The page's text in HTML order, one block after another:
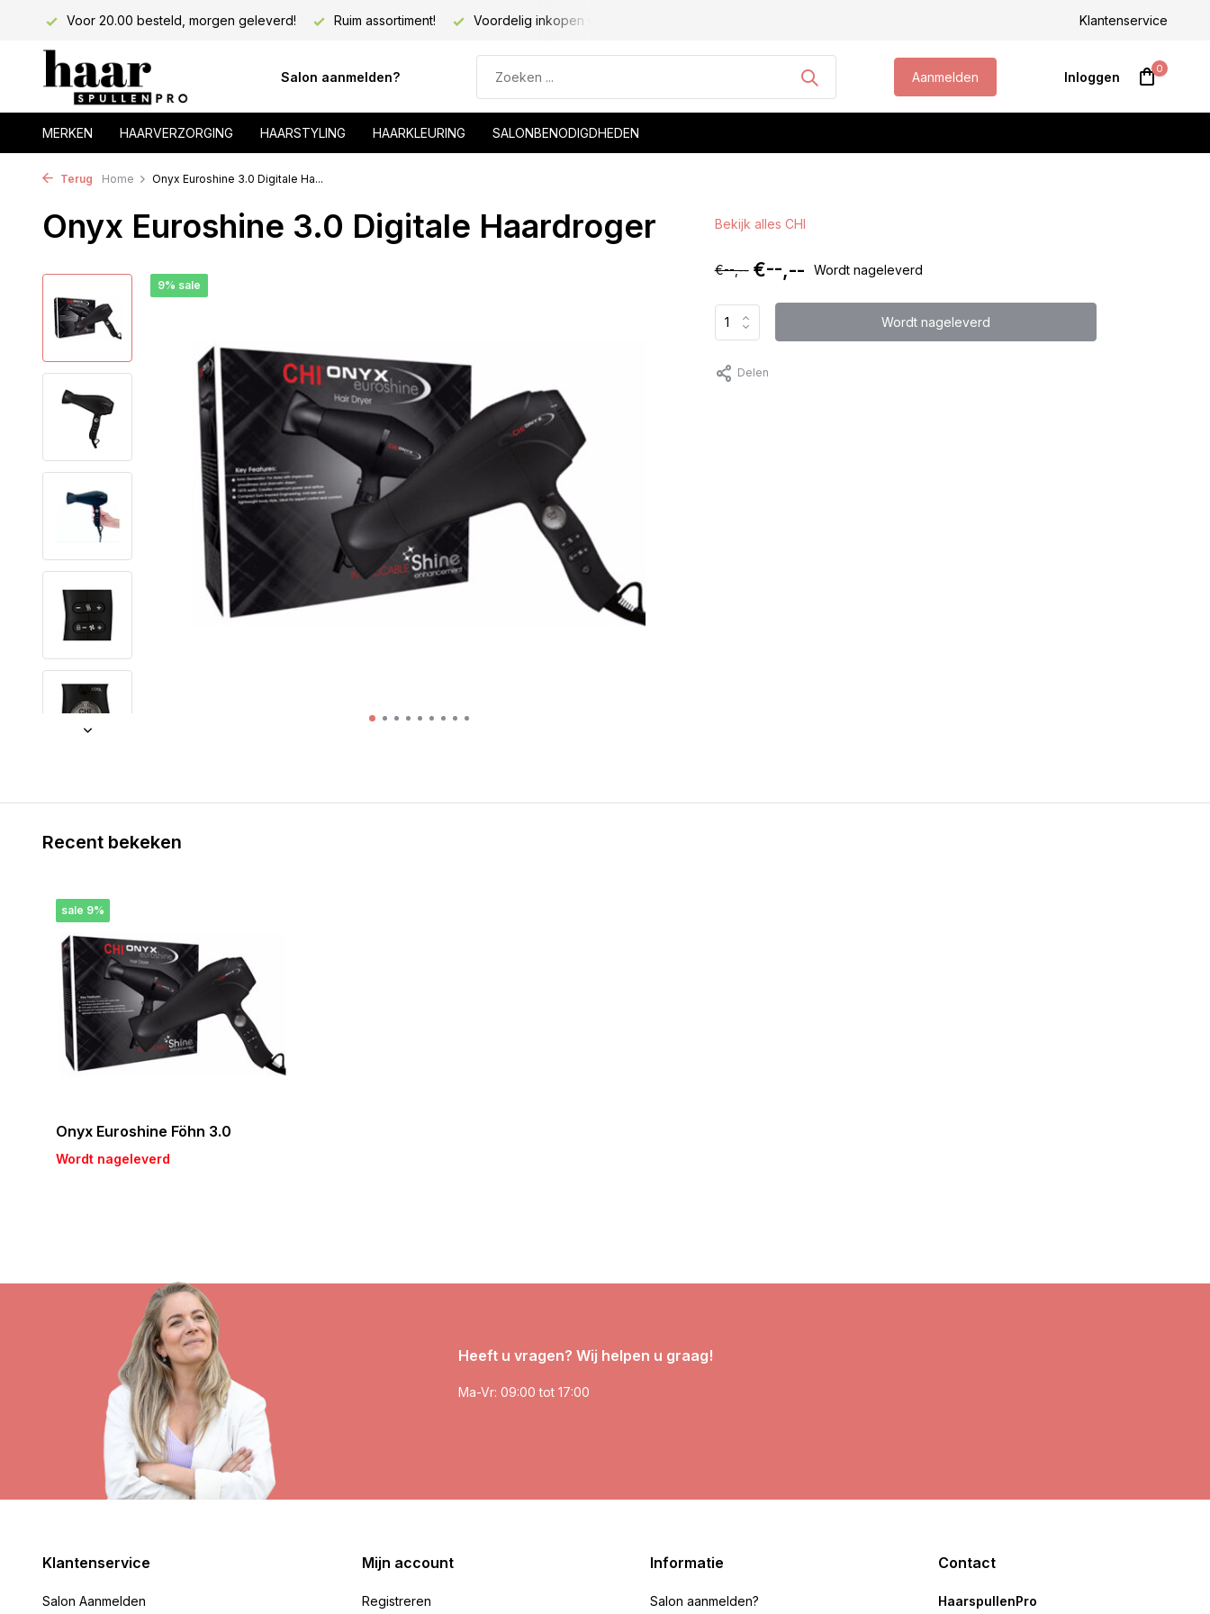
morgen geleverd! Ruim assortiment! Voordelig inkopen voor kapsalons! Voor 20.00 besteld, morgen geleverd! Klantenservice
Salon aanmelden? Aanmelden Inloggen
0
MERKEN HAARVERZORGING HAARSTYLING HAARKLEURING SALONBENODIGDHEDEN
Terug Home Onyx Euroshine 3.0 Digitale Ha...
Onyx Euroshine 3.0 Digitale Haardroger
9% sale
Bekijk alles CHI
€--,-- €--,-- Wordt nageleverd
Wordt nageleverd
Delen
Recent bekeken
sale 9%
Onyx Euroshine Föhn 3.0
Wordt nageleverd
Heeft u vragen? Wij helpen u graag!
Ma-Vr: 09:00 tot 17:00
Klantenservice
Salon Aanmelden
Mijn account
Registreren
Informatie
Salon aanmelden?
Contact
HaarspullenPro